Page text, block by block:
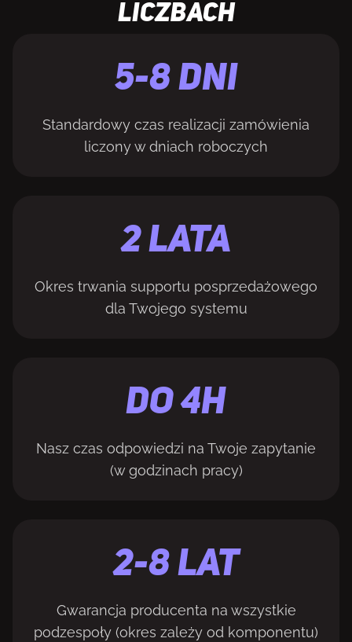
LICZBACH
5-8 DNI
Standardowy czas realizacji zamówienia
liczony w dniach roboczych
2 LATA
Okres trwania supportu posprzedażowego
dla Twojego systemu
Do 4H
Nasz czas odpowiedzi na Twoje zapytanie
(w godzinach pracy)
2-8 LAT
Gwarancja producenta na wszystkie
podzespoły (okres zależy od komponentu)